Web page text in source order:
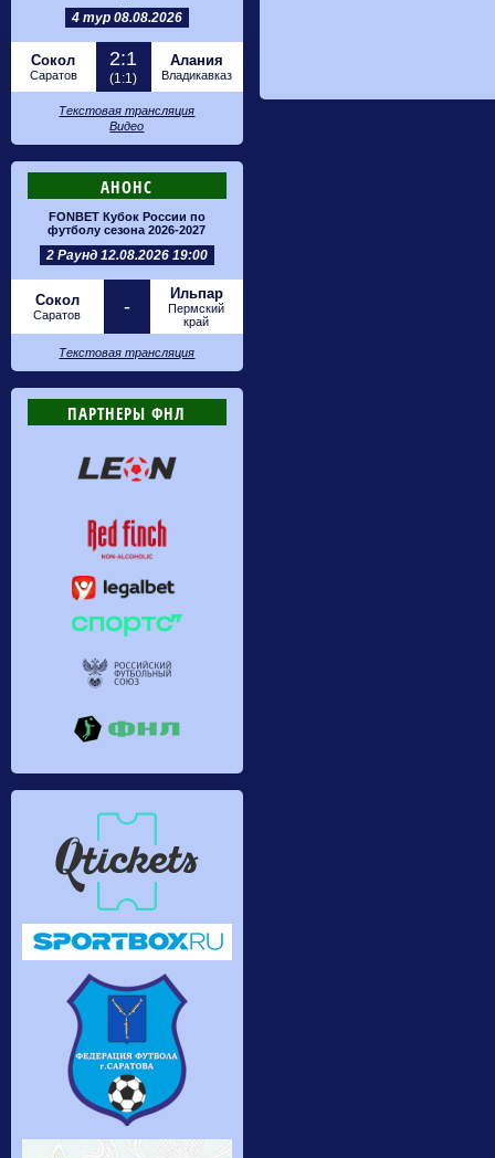
4 тур 08.08.2026
Сокол
Саратов
2:1
(1:1)
Алания
Владикавказ
Текстовая трансляция
Видео
АНОНС
FONBET Кубок России по
футболу сезона 2026-2027
2 Раунд 12.08.2026 19:00
Сокол
Саратов -
Ильпар
Пермский
край
Текстовая трансляция
ПАРТНЕРЫ ФНЛ